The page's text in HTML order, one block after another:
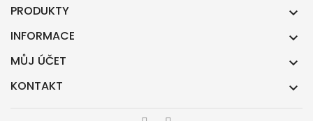
PRODUKTY 
INFORMACE 
MŮJ ÚČET 
KONTAKT 